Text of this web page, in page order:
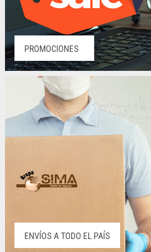
PROMOCIONES
ENVÍOS A TODO EL PAÍS